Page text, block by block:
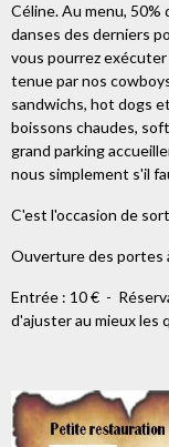
Céline. Au menu, 50%
danses des derniers
vous pourrez
tenue par nos
sandwichs, hot dogs
boissons chaudes,
grand parking
nous simplement s'il
C'est l'occasion de
Ouverture des portes
Entrée : 10 € -
d'ajuster au mieux les